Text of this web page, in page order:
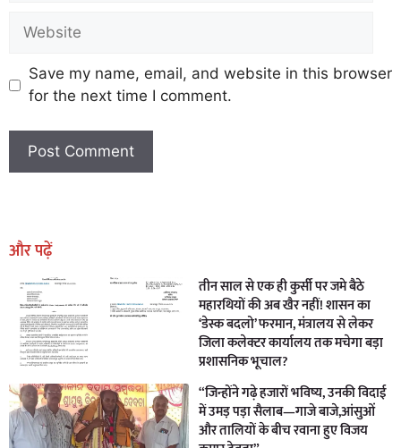
Save my name, email, and website in this browser
for the next time I comment.
और पढ़ें
तीन साल से एक ही कुर्सी पर जमे बैठे
महारथियों की अब खैर नहीं! शासन का
‘डेस्क बदलो’ फरमान, मंत्रालय से लेकर
जिला कलेक्टर कार्यालय तक मचेगा बड़ा
प्रशासनिक भूचाल?
“जिन्होंने गढ़े हजारों भविष्य, उनकी विदाई
में उमड़ पड़ा सैलाब—गाजे बाजे,आंसुओं
और तालियों के बीच रवाना हुए विजय